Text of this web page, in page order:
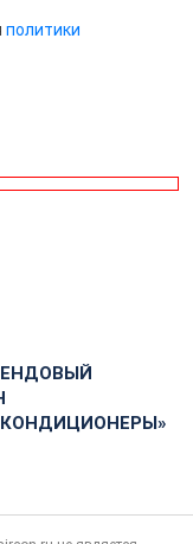
политики
КОНДИЦИОНЕРЫ»